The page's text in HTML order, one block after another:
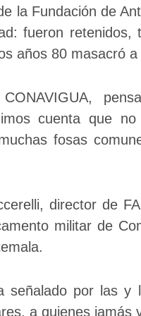
la Fundación de
fueron
años 80 masacró
cuenta que
fosas
director de
militar de
señalado por las
a quienes jamás